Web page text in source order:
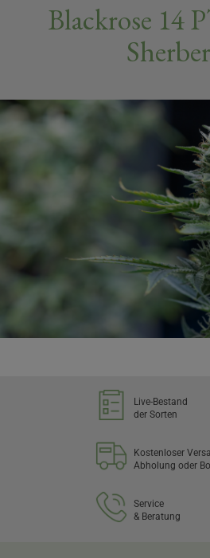
Blackrose 14
Live-Bestand
der Sorten
Kostenloser
Abholung oder
Service
& Beratung